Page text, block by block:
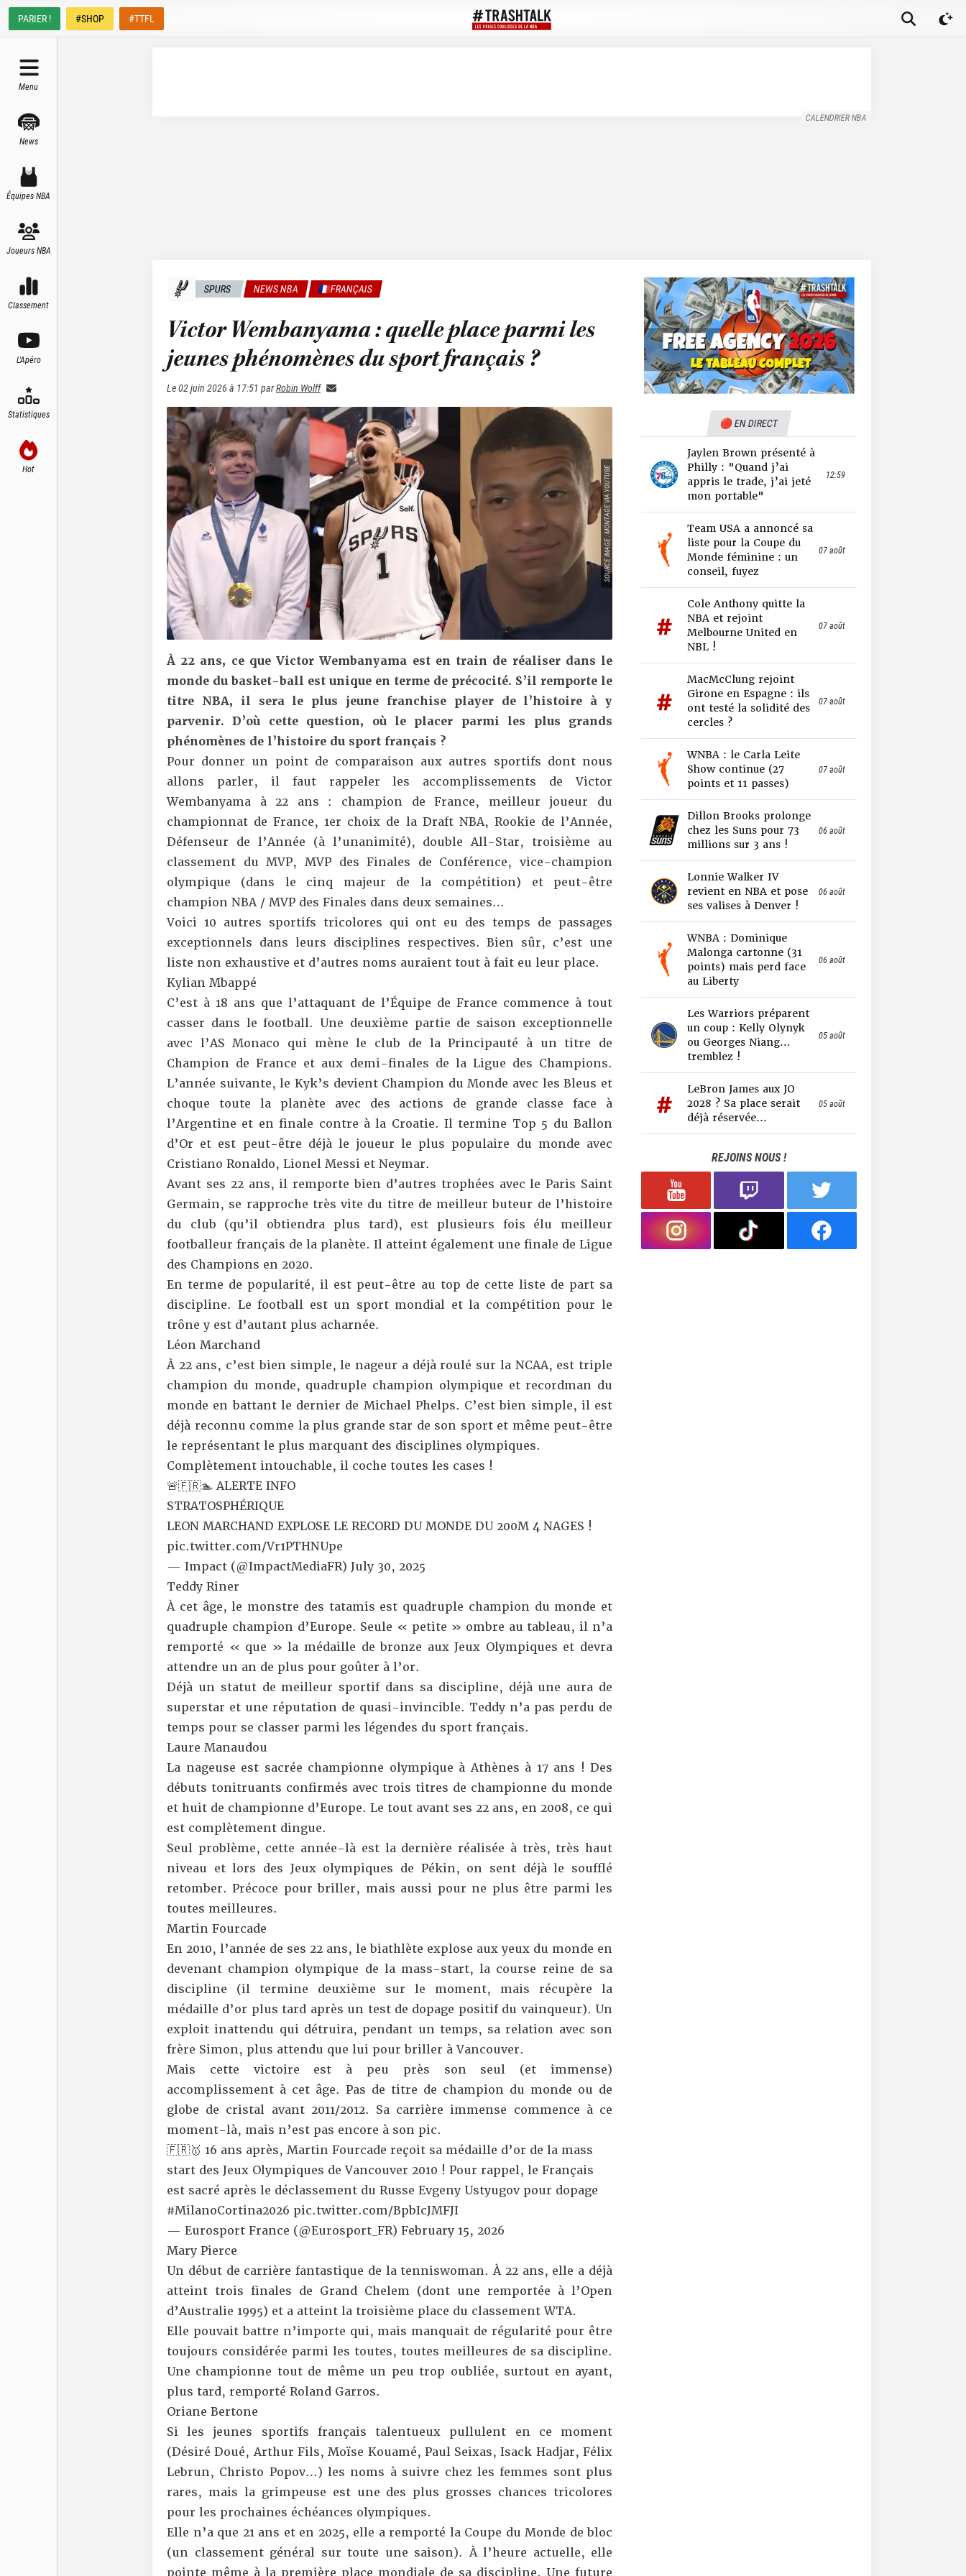
PARIER ! #SHOP #TTFL
Menu
News
Équipes NBA
Joueurs NBA
Classement
L'Apéro
Statistiques
Hot
CALENDRIER NBA
SPURS NEWS NBA 🇫🇷FRANÇAIS
Victor Wembanyama : quelle place parmi les
jeunes phénomènes du sport français ?
Le02 juin 2026 à 17:51 parRobin Wolff
SOURCE IMAGE : MONTAGE VIA YOUTUBE
À 22 ans, ce que Victor Wembanyama est en train de réaliser dans le
monde du basket-ball est unique en terme de précocité. S’il remporte le
titre NBA, il sera le plus jeune franchise player de l’histoire à y
parvenir. D’où cette question, où le placer parmi les plus grands
phénomènes de l’histoire du sport français ?
Pour donner un point de comparaison aux autres sportifs dont nous
allons parler, il faut rappeler les accomplissements de Victor
Wembanyama à 22 ans : champion de France, meilleur joueur du
championnat de France, 1er choix de la Draft NBA, Rookie de l’Année,
Défenseur de l’Année (à l’unanimité), double All-Star, troisième au
classement du MVP, MVP des Finales de Conférence, vice-champion
olympique (dans le cinq majeur de la compétition) et peut-être
champion NBA / MVP des Finales dans deux semaines…
Voici 10 autres sportifs tricolores qui ont eu des temps de passages
exceptionnels dans leurs disciplines respectives. Bien sûr, c’est une
liste non exhaustive et d’autres noms auraient tout à fait eu leur place.
Kylian Mbappé
C’est à 18 ans que l’attaquant de l’Équipe de France commence à tout
casser dans le football. Une deuxième partie de saison exceptionnelle
avec l’AS Monaco qui mène le club de la Principauté à un titre de
Champion de France et aux demi-finales de la Ligue des Champions.
L’année suivante, le Kyk’s devient Champion du Monde avec les Bleus et
choque toute la planète avec des actions de grande classe face à
l’Argentine et en finale contre à la Croatie. Il termine Top 5 du Ballon
d’Or et est peut-être déjà le joueur le plus populaire du monde avec
Cristiano Ronaldo, Lionel Messi et Neymar.
Avant ses 22 ans, il remporte bien d’autres trophées avec le Paris Saint
Germain, se rapproche très vite du titre de meilleur buteur de l’histoire
du club (qu’il obtiendra plus tard), est plusieurs fois élu meilleur
footballeur français de la planète. Il atteint également une finale de Ligue
des Champions en 2020.
En terme de popularité, il est peut-être au top de cette liste de part sa
discipline. Le football est un sport mondial et la compétition pour le
trône y est d’autant plus acharnée.
Léon Marchand
À 22 ans, c’est bien simple, le nageur a déjà roulé sur la NCAA, est triple
champion du monde, quadruple champion olympique et recordman du
monde en battant le dernier de Michael Phelps. C’est bien simple, il est
déjà reconnu comme la plus grande star de son sport et même peut-être
le représentant le plus marquant des disciplines olympiques.
Complètement intouchable, il coche toutes les cases !
🚨🇫🇷🏊 ALERTE INFO
STRATOSPHÉRIQUE
LEON MARCHAND EXPLOSE LE RECORD DU MONDE DU 200M 4 NAGES !
pic.twitter.com/Vr1PTHNUpe
— Impact (@ImpactMediaFR) July 30, 2025
Teddy Riner
À cet âge, le monstre des tatamis est quadruple champion du monde et
quadruple champion d’Europe. Seule « petite » ombre au tableau, il n’a
remporté « que » la médaille de bronze aux Jeux Olympiques et devra
attendre un an de plus pour goûter à l’or.
Déjà un statut de meilleur sportif dans sa discipline, déjà une aura de
superstar et une réputation de quasi-invincible. Teddy n’a pas perdu de
temps pour se classer parmi les légendes du sport français.
Laure Manaudou
La nageuse est sacrée championne olympique à Athènes à 17 ans ! Des
débuts tonitruants confirmés avec trois titres de championne du monde
et huit de championne d’Europe. Le tout avant ses 22 ans, en 2008, ce qui
est complètement dingue.
Seul problème, cette année-là est la dernière réalisée à très, très haut
niveau et lors des Jeux olympiques de Pékin, on sent déjà le soufflé
retomber. Précoce pour briller, mais aussi pour ne plus être parmi les
toutes meilleures.
Martin Fourcade
En 2010, l’année de ses 22 ans, le biathlète explose aux yeux du monde en
devenant champion olympique de la mass-start, la course reine de sa
discipline (il termine deuxième sur le moment, mais récupère la
médaille d’or plus tard après un test de dopage positif du vainqueur). Un
exploit inattendu qui détruira, pendant un temps, sa relation avec son
frère Simon, plus attendu que lui pour briller à Vancouver.
Mais cette victoire est à peu près son seul (et immense)
accomplissement à cet âge. Pas de titre de champion du monde ou de
globe de cristal avant 2011/2012. Sa carrière immense commence à ce
moment-là, mais n’est pas encore à son pic.
🇫🇷🥇 16 ans après, Martin Fourcade reçoit sa médaille d’or de la mass
start des Jeux Olympiques de Vancouver 2010 ! Pour rappel, le Français
est sacré après le déclassement du Russe Evgeny Ustyugov pour dopage
#MilanoCortina2026 pic.twitter.com/BpbIcJMFJI
— Eurosport France (@Eurosport_FR) February 15, 2026
Mary Pierce
Un début de carrière fantastique de la tenniswoman. À 22 ans, elle a déjà
atteint trois finales de Grand Chelem (dont une remportée à l’Open
d’Australie 1995) et a atteint la troisième place du classement WTA.
Elle pouvait battre n’importe qui, mais manquait de régularité pour être
toujours considérée parmi les toutes, toutes meilleures de sa discipline.
Une championne tout de même un peu trop oubliée, surtout en ayant,
plus tard, remporté Roland Garros.
Oriane Bertone
Si les jeunes sportifs français talentueux pullulent en ce moment
(Désiré Doué, Arthur Fils, Moïse Kouamé, Paul Seixas, Isack Hadjar, Félix
Lebrun, Christo Popov…) les noms à suivre chez les femmes sont plus
rares, mais la grimpeuse est une des plus grosses chances tricolores
pour les prochaines échéances olympiques.
Elle n’a que 21 ans et en 2025, elle a remporté la Coupe du Monde de bloc
(un classement général sur toute une saison). À l’heure actuelle, elle
pointe même à la première place mondiale de sa discipline. Une future
🔴 EN DIRECT
Jaylen Brown présenté à
Philly : "Quand j’ai
appris le trade, j’ai jeté
mon portable"
12:59
Team USA a annoncé sa
liste pour la Coupe du
Monde féminine : un
conseil, fuyez
07 août
Cole Anthony quitte la
NBA et rejoint
Melbourne United en
NBL !
07 août
MacMcClung rejoint
Girone en Espagne : ils
ont testé la solidité des
cercles ?
07 août
WNBA : le Carla Leite
Show continue (27
points et 11 passes)
07 août
Dillon Brooks prolonge
chez les Suns pour 73
millions sur 3 ans !
06 août
Lonnie Walker IV
revient en NBA et pose
ses valises à Denver !
06 août
WNBA : Dominique
Malonga cartonne (31
points) mais perd face
au Liberty
06 août
Les Warriors préparent
un coup : Kelly Olynyk
ou Georges Niang…
tremblez !
05 août
LeBron James aux JO
2028 ? Sa place serait
déjà réservée...
05 août
REJOINS NOUS !